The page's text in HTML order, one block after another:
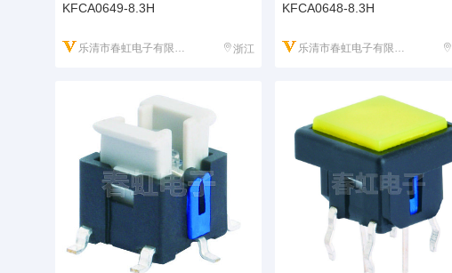
KFCA0649-8.3H
乐清市春虹电子有限公司 浙江
KFCA0648-8.3H
乐清市春虹电子有限公司